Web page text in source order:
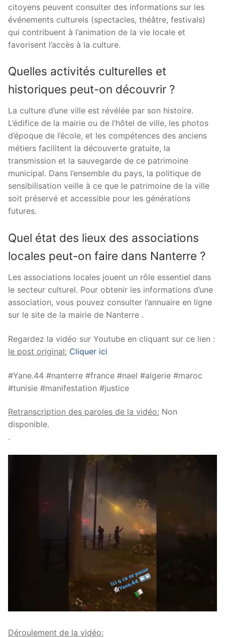
citoyens peuvent consulter des informations sur les
événements culturels (spectacles, théâtre, festivals)
qui contribuent à l’animation de la vie locale et
favorisent l’accès à la culture.
Quelles activités culturelles et
historiques peut-on découvrir ?
La culture d’une ville est révélée par son histoire.
L’édifice de la mairie ou de l’hôtel de ville, les photos
d’époque de l’école, et les compétences des anciens
métiers facilitent la découverte gratuite, la
transmission et la sauvegarde de ce patrimoine
municipal. Dans l’ensemble du pays, la politique de
sensibilisation veille à ce que le patrimoine de la ville
soit préservé et accessible pour les générations
futures.
Quel état des lieux des associations
locales peut-on faire dans Nanterre ?
Les associations locales jouent un rôle essentiel dans
le secteur culturel. Pour obtenir les informations d’une
association, vous pouvez consulter l’annuaire en ligne
sur le site de la mairie de Nanterre .
Regardez la vidéo sur Youtube en cliquant sur ce lien :
le post original: Cliquer ici
#Yane.44 #nanterre #france #nael #algerie #maroc
#tunisie #manifestation #justice
Retranscription des paroles de la vidéo: Non
disponible.
.
Déroulement de la vidéo: